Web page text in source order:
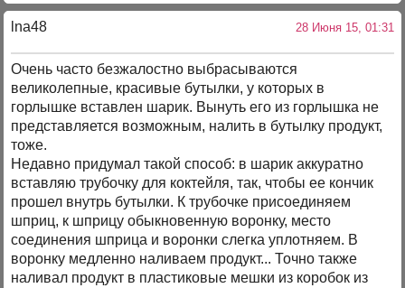
lna48 28 Июня 15, 01:31
Очень часто безжалостно выбрасываются
великолепные, красивые бутылки, у которых в
горлышке вставлен шарик. Вынуть его из горлышка не
представляется возможным, налить в бутылку продукт,
тоже.
Недавно придумал такой способ: в шарик аккуратно
вставляю трубочку для коктейля, так, чтобы ее кончик
прошел внутрь бутылки. К трубочке присоединяем
шприц, к шприцу обыкновенную воронку, место
соединения шприца и воронки слегка уплотняем. В
воронку медленно наливаем продукт... Точно также
наливал продукт в пластиковые мешки из коробок из